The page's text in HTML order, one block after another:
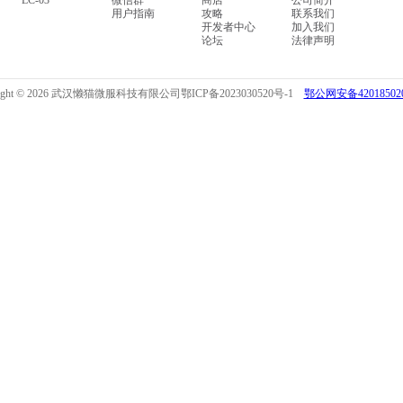
用户指南
攻略
开发者中心
论坛
联系我们
加入我们
法律声明
© 2026 武汉懒猫微服科技有限公司鄂ICP备2023030520号-1 鄂公网安备